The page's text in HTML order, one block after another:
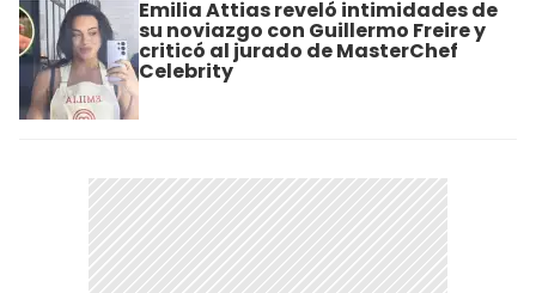
Emilia Attias reveló intimidades de
su noviazgo con Guillermo Freire y
criticó al jurado de MasterChef
Celebrity